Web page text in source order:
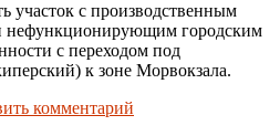
участок с производственным
нефункционирующим городским
с переходом под
к зоне Морвокзала.
комментарий